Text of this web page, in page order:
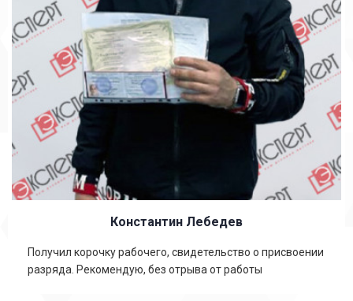
Константин Лебедев
Получил корочку рабочего, свидетельство о присвоении
разряда. Рекомендую, без отрыва от работы